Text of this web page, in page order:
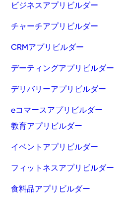
ビジネスアプリビルダー
チャーチアプリビルダー
CRMアプリビルダー
デーティングアプリビルダー
デリバリーアプリビルダー
eコマースアプリビルダー
教育アプリビルダー
イベントアプリビルダー
フィットネスアプリビルダー
食料品アプリビルダー